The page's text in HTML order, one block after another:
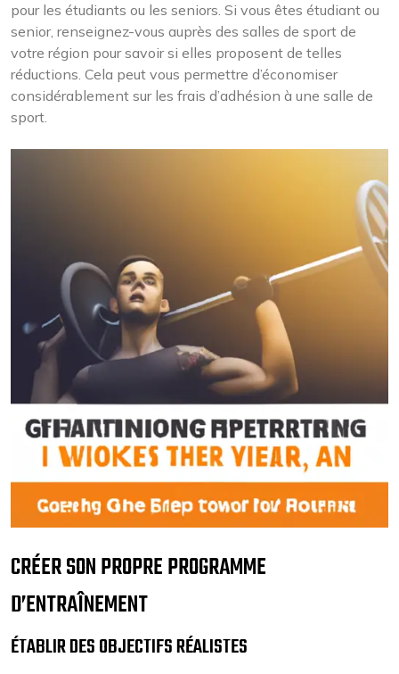
pour les étudiants ou les seniors. Si vous êtes étudiant ou
senior, renseignez-vous auprès des salles de sport de
votre région pour savoir si elles proposent de telles
réductions. Cela peut vous permettre d’économiser
considérablement sur les frais d’adhésion à une salle de
sport.
CRÉER SON PROPRE PROGRAMME
D’ENTRAÎNEMENT
ÉTABLIR DES OBJECTIFS RÉALISTES